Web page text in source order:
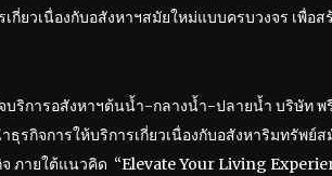
กี่ยวเนื่องกับอสังหาฯสมัยใหม่แบบครบวงจร เพื่อส
บริการอสังหาฯต้นน้ำ-กลางน้ำ-ปลายน้ำ บริษัท พ
รกิจการให้บริการเกี่ยวเนื่องกับอสังหาริมทรัพย์
ภายใต้แนวคิด “Elevate Your Living